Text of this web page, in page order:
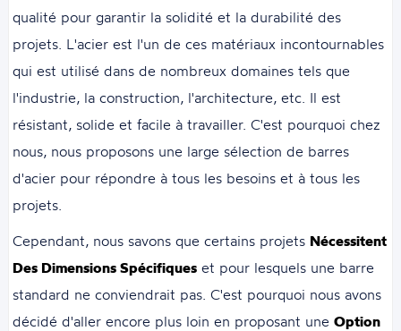
qualité pour garantir la solidité et la durabilité des
projets. L'acier est l'un de ces matériaux incontournables
qui est utilisé dans de nombreux domaines tels que
l'industrie, la construction, l'architecture, etc. Il est
résistant, solide et facile à travailler. C'est pourquoi chez
nous, nous proposons une large sélection de barres
d'acier pour répondre à tous les besoins et à tous les
projets.
Cependant, nous savons que certains projets Nécessitent
Des Dimensions Spécifiques et pour lesquels une barre
standard ne conviendrait pas. C'est pourquoi nous avons
décidé d'aller encore plus loin en proposant uneOption